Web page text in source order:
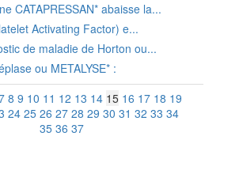
CATAPRESSAN* abaisse la...
Activating Factor) e...
de maladie de Horton ou...
ou METALYSE* :
8 9 10 11 12 13 14 15 16 17 18 19
24 25 26 27 28 29 30 31 32 33 34
35 36 37